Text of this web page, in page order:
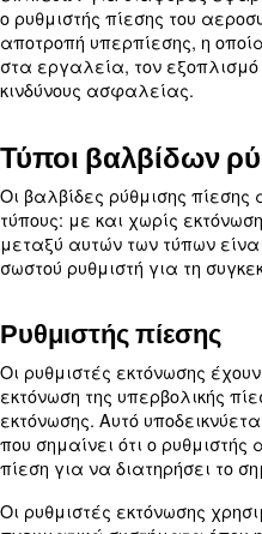
Η βαλβίδα ρύθμισης
κρίσιμο εξάρτημα στα
συσκευή που ελέγχει
αεροσυμπιεστή.
Η κύρια λειτουργία του
εξόδου επιτρέποντας
διασφαλίζει ότι τα
λειτουργούν
τις διακυμάνσεις της
Ένας ρυθμιστής πίεσης
πίεση αέρα παραμένει
επιπέδων για
ο ρυθμιστής πίεσης
αποτροπή υπερπίεσης,
στα εργαλεία, τον
κινδύνους ασφαλείας.